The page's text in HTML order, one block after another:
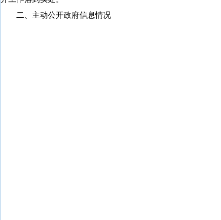
二、主动公开政府信息情况